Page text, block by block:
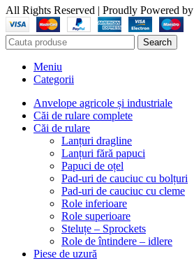
All Rights Reserved | Proudly Powered by
Search
Meniu
Categorii
Anvelope agricole și industriale
Căi de rulare complete
Căi de rulare
Lanțuri dragline
Lanțuri fără papuci
Papuci de oțel
Pad-uri de cauciuc cu bolțuri
Pad-uri de cauciuc cu cleme
Role inferioare
Role superioare
Steluțe – Sprockets
Role de întindere – idlere
Piese de uzură